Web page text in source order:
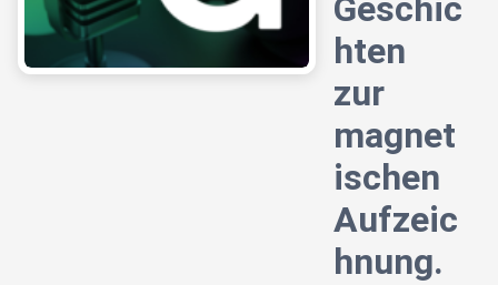
Geschic
hten
zur
magnet
ischen
Aufzeic
hnung.